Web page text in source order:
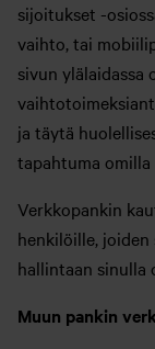
sijoitukset -
vaihto, tai
sivun ylälaidassa
ja täytä
tapahtuma
Verkkopankin
henkilöille,
hallintaan sinulla
Muun pankin